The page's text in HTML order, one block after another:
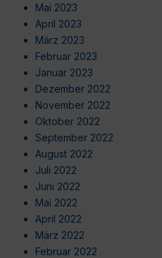
Mai 2023
April 2023
März 2023
Februar 2023
Januar 2023
Dezember 2022
November 2022
Oktober 2022
September 2022
August 2022
Juli 2022
Juni 2022
Mai 2022
April 2022
März 2022
Februar 2022